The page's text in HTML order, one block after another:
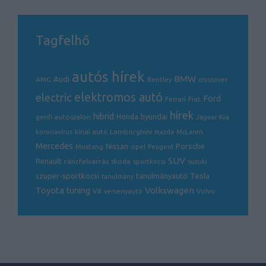
Tagfelhő
AMG Audi autós hírek Bentley BMW crossover
electric elektromos autó Ferrari Fiat Ford
genfi autószalon hibrid Honda hyundai hírek Jaguar Kia
koronavírus kínai autó Lamborghini mazda McLaren
Mercedes Mustang Nissan opel Peugeot Porsche
Renault ráncfelvarrás skoda sportkocsi SUV suzuki
szuper-sportkocsi tanulmány tanulmányautó Tesla
Toyota tuning V8 versenyautó Volkswagen Volvo